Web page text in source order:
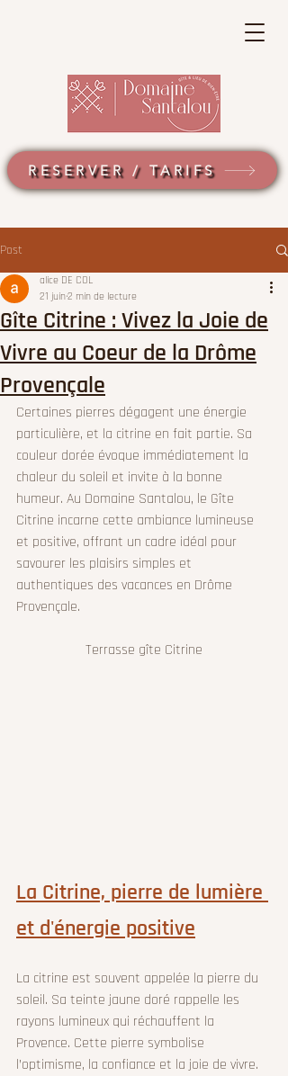
RESERVER / TARIFS
Post
Gîte Citrine : Vivez la Joie de
Vivre au Coeur de la Drôme
Provençale
alice DE COL
21 juin2 min de lecture
Certaines pierres dégagent une énergie
particulière, et la citrine en fait partie. Sa
couleur dorée évoque immédiatement la
chaleur du soleil et invite à la bonne
humeur. Au Domaine Santalou, le Gîte
Citrine incarne cette ambiance lumineuse
et positive, offrant un cadre idéal pour
savourer les plaisirs simples et
authentiques des vacances en Drôme
Provençale.
Terrasse gîte Citrine
La Citrine, pierre de lumière
et d'énergie positive
La citrine est souvent appelée la pierre du
soleil. Sa teinte jaune doré rappelle les
rayons lumineux qui réchauffent la
Provence. Cette pierre symbolise
l’optimisme, la confiance et la joie de vivre.